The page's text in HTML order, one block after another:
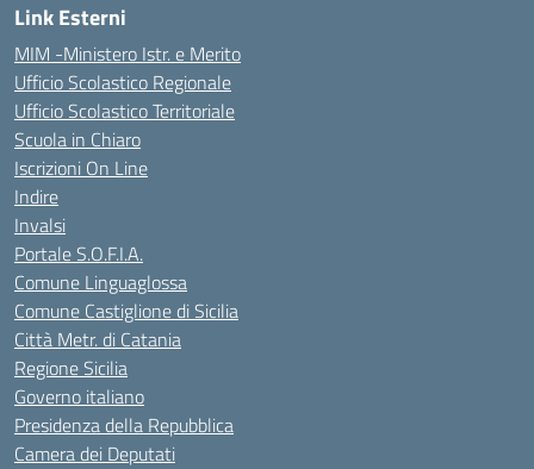
Link Esterni
MIM -Ministero Istr. e Merito
Ufficio Scolastico Regionale
Ufficio Scolastico Territoriale
Scuola in Chiaro
Iscrizioni On Line
Indire
Invalsi
Portale S.O.F.I.A.
Comune Linguaglossa
Comune Castiglione di Sicilia
Città Metr. di Catania
Regione Sicilia
Governo italiano
Presidenza della Repubblica
Camera dei Deputati